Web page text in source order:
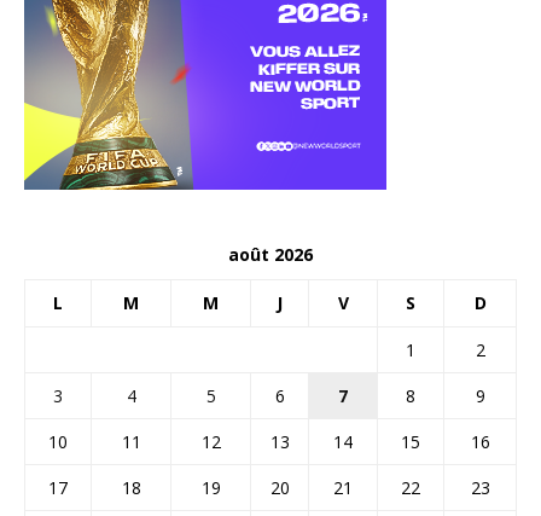
août 2026
L M M J V S D
1
2
3
4 5 6 7 8
9
10
11 12 13 14 15
16
17
18 19 20 21 22
23